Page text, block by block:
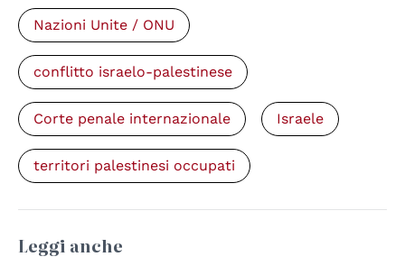
Nazioni Unite / ONU
conflitto israelo-palestinese
Corte penale internazionale Israele
territori palestinesi occupati
Leggi anche